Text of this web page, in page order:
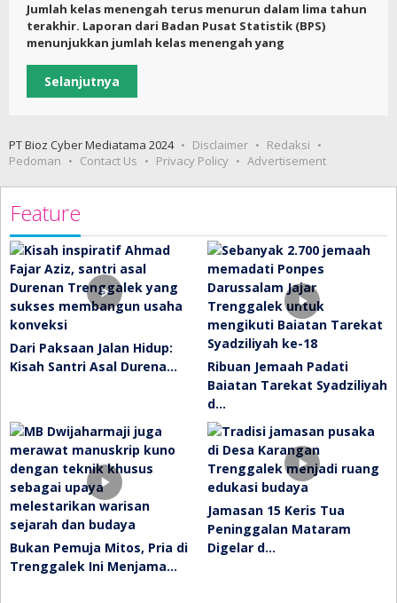
Jumlah kelas menengah terus menurun dalam lima tahun
terakhir. Laporan dari Badan Pusat Statistik (BPS)
menunjukkan jumlah kelas menengah yang
Selanjutnya
PT Bioz Cyber Mediatama 2024 Disclaimer
Redaksi
Pedoman
Contact Us Privacy Policy Advertisement
Feature
Dari Paksaan Jalan Hidup:
Kisah Santri Asal Durena…
Ribuan Jemaah Padati
Baiatan Tarekat Syadziliyah
d…
Bukan Pemuja Mitos, Pria di
Trenggalek Ini Menjama…
Jamasan 15 Keris Tua
Peninggalan Mataram
Digelar d…